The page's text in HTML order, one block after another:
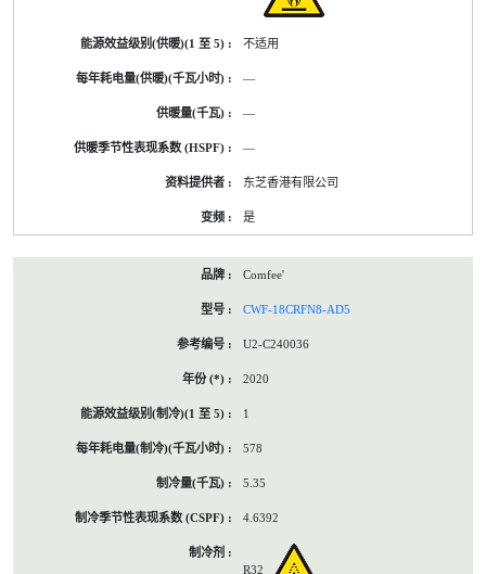
不适用
—
—
—
东芝香港有限公司
是
Comfee'
CWF-18CRFN8-AD5
U2-C240036
2020
1
578
5.35
4.6392
R32